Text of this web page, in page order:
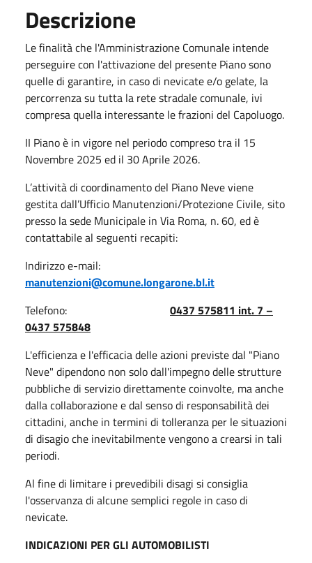
Descrizione
Le finalità che l'Amministrazione Comunale intende
perseguire con l'attivazione del presente Piano sono
quelle di garantire, in caso di nevicate e/o gelate, la
percorrenza su tutta la rete stradale comunale, ivi
compresa quella interessante le frazioni del Capoluogo.
II Piano è in vigore nel periodo compreso tra il 15
Novembre 2025 ed il 30 Aprile 2026.
L’attività di coordinamento del Piano Neve viene
gestita dall’Ufficio Manutenzioni/Protezione Civile, sito
presso la sede Municipale in Via Roma, n. 60, ed è
contattabile al seguenti recapiti:
Indirizzo e-mail:
manutenzioni@comune.longarone.bl.it
Telefono: 0437 575811 int. 7 –
0437 575848
L'efficienza e l'efficacia delle azioni previste dal "Piano
Neve" dipendono non solo dall'impegno delle strutture
pubbliche di servizio direttamente coinvolte, ma anche
dalla collaborazione e dal senso di responsabilità dei
cittadini, anche in termini di tolleranza per le situazioni
di disagio che inevitabilmente vengono a crearsi in tali
periodi.
Al fine di limitare i prevedibili disagi si consiglia
l'osservanza di alcune semplici regole in caso di
nevicate.
INDICAZIONI PER GLI AUTOMOBILISTI